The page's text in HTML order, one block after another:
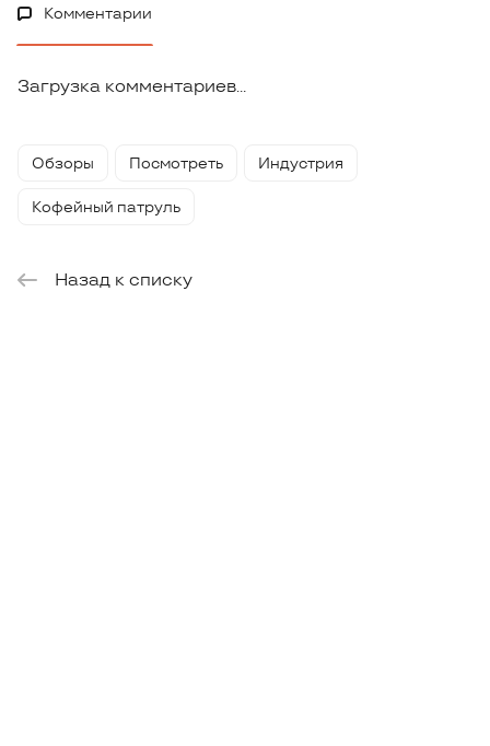
Комментарии
Загрузка комментариев...
Обзоры Посмотреть
Индустрия
Кофейный патруль
Назад к списку